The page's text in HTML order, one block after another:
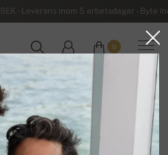
- Leverans inom 5 arbetsdagar - Byte
0